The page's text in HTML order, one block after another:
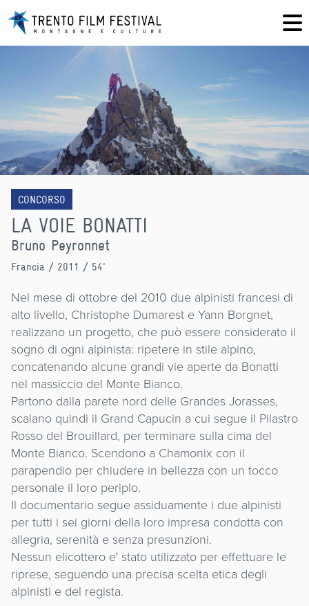
CONCORSO
LA VOIE BONATTI
Bruno Peyronnet
Francia / 2011 / 54'
Nel mese di ottobre del 2010 due alpinisti francesi di
alto livello, Christophe Dumarest e Yann Borgnet,
realizzano un progetto, che può essere considerato il
sogno di ogni alpinista: ripetere in stile alpino,
concatenando alcune grandi vie aperte da Bonatti
nel massiccio del Monte Bianco.
Partono dalla parete nord delle Grandes Jorasses,
scalano quindi il Grand Capucin a cui segue il Pilastro
Rosso del Brouillard, per terminare sulla cima del
Monte Bianco. Scendono a Chamonix con il
parapendio per chiudere in bellezza con un tocco
personale il loro periplo.
Il documentario segue assiduamente i due alpinisti
per tutti i sei giorni della loro impresa condotta con
allegria, serenità e senza presunzioni.
Nessun elicottero e' stato utilizzato per effettuare le
riprese, seguendo una precisa scelta etica degli
alpinisti e del regista.